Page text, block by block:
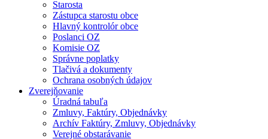
Starosta
Zástupca starostu obce
Hlavný kontrolór obce
Poslanci OZ
Komisie OZ
Správne poplatky
Tlačivá a dokumenty
Ochrana osobných údajov
Zverejňovanie
Úradná tabuľa
Zmluvy, Faktúry, Objednávky
Archív Faktúry, Zmluvy, Objednávky
Verejné obstarávanie